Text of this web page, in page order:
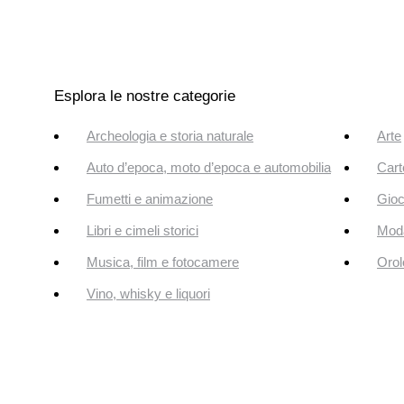
Esplora le nostre categorie
Archeologia e storia naturale Arte
Auto d’epoca, moto d’epoca e automobilia
Fumetti e animazione
Libri e cimeli storici
Musica, film e fotocamere
Vino, whisky e liquori